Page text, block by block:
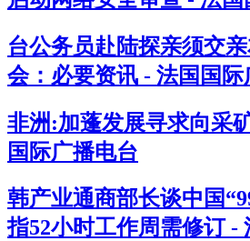
台公务员赴陆探亲须交
会：必要资讯 - 法国国际
非洲:加蓬发展寻求向采
国际广播电台
韩产业通商部长谈中国
指52小时工作周需修订 -